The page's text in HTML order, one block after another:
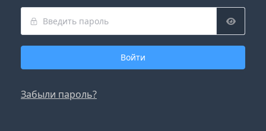
Войти
Забыли пароль?